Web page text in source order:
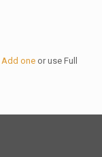
Add one or use Full